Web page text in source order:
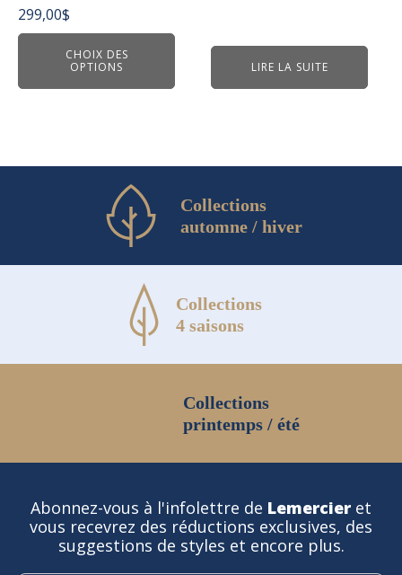
299,00$
CHOIX DES
OPTIONS
peuvent
être
la
LIRE LA SUITE
Collections
automne / hiver
Collections
4 saisons
Collections
printemps / été
Abonnez-vous à l'infolettre de Lemercier et
vous recevrez des réductions exclusives, des
suggestions de styles et encore plus.